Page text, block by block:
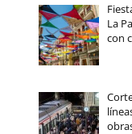
La
con